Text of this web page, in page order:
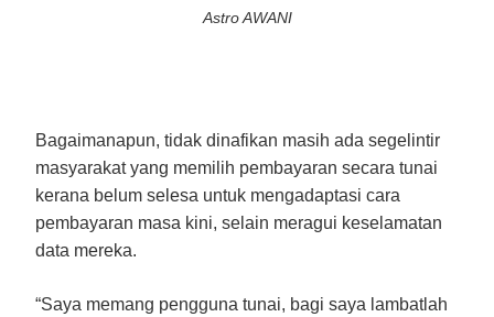
Astro AWANI
Bagaimanapun, tidak dinafikan masih ada segelintir
masyarakat yang memilih pembayaran secara tunai
kerana belum selesa untuk mengadaptasi cara
pembayaran masa kini, selain meragui keselamatan
data mereka.
“Saya memang pengguna tunai, bagi saya lambatlah